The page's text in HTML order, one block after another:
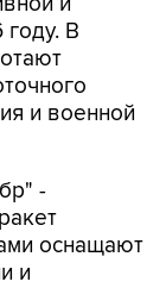
В
и военной
-
оснащают
и